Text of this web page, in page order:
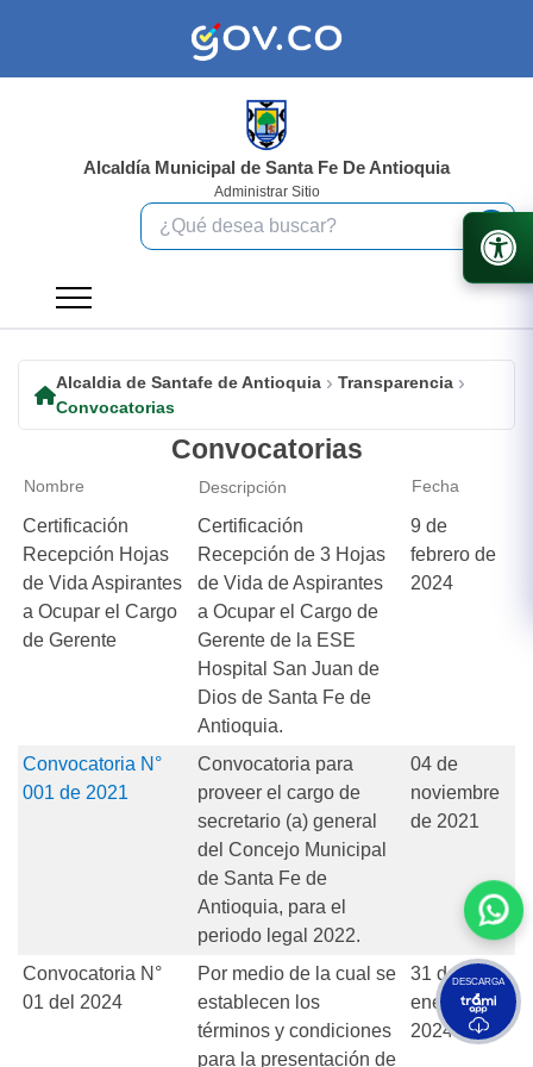
Alcaldía Municipal de Santa Fe De Antioquia
Administrar Sitio
Alcaldia de Santafe de Antioquia
Transparencia
Convocatorias
Convocatorias
Nombre Descripción Fecha
Certificación
Recepción Hojas
de Vida Aspirantes
a Ocupar el Cargo
de Gerente
Certificación
Recepción de 3 Hojas
de Vida de Aspirantes
a Ocupar el Cargo de
Gerente de la ESE
Hospital San Juan de
Dios de Santa Fe de
Antioquia.
9 de
febrero de
2024
Convocatoria N°
001 de 2021
Convocatoria para
proveer el cargo de
secretario (a) general
del Concejo Municipal
de Santa Fe de
Antioquia, para el
periodo legal 2022.
04 de
noviembre
de 2021
Convocatoria N°
01 del 2024
Por medio de la cual se
establecen los
términos y condiciones
para la presentación de
31 de
enero de
2024
DESCARGA